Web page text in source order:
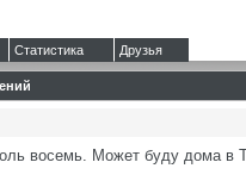
Статистика Друзья
восемь. Может буду дома в